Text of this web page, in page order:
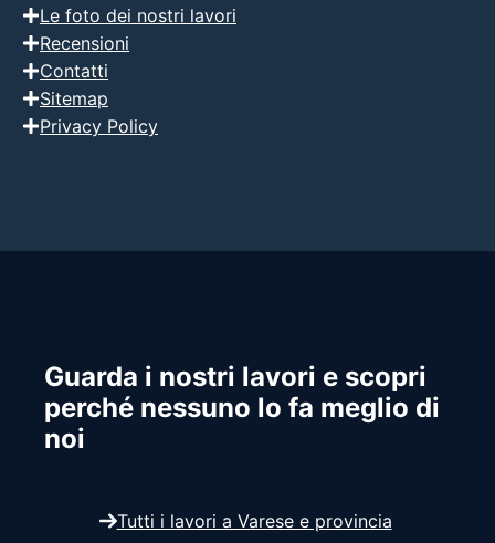
Le foto dei nostri lavori
Recensioni
Contatti
Sitemap
Privacy Policy
Guarda i nostri lavori e scopri
perché nessuno lo fa meglio di
noi
Tutti i lavori a Varese e provincia